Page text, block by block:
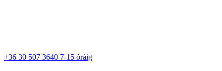
+36 30 507 3640 7-15 óráig